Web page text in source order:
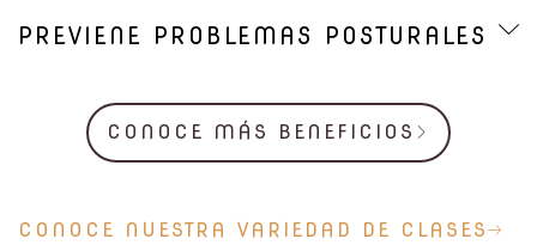
PREVIENE PROBLEMAS POSTURALES
CONOCE MÁS BENEFICIOS
CONOCE NUESTRA VARIEDAD DE CLASES